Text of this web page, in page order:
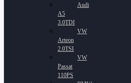
Audi
A5
3.0TDI
VW
Arteon
2.0TSI
VW
Passat
110PS